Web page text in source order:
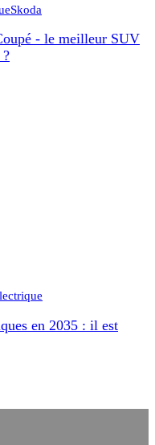
Skoda
- le meilleur SUV
en 2035 : il est